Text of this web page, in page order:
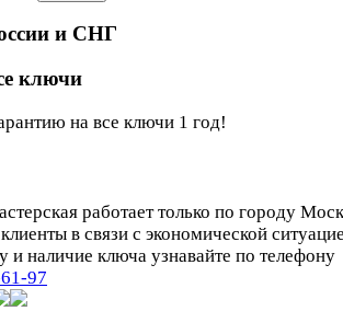
и СНГ
ключи
на все ключи 1 год!
работает только по городу
в связи с экономической
и наличие ключа узнавайте по телефону
97